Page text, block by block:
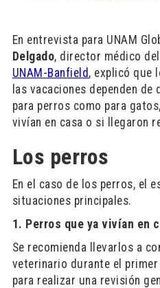
En entrevista para UNAM
Delgado, director médico del
UNAM-Banfield , explicó que
las vacaciones dependen
para perros como para
vivían en casa o si llegaron
Los perros
En el caso de los perros, el
situaciones principales.
1. Perros que ya vivían en
Se recomienda llevarlos a
veterinario durante el
para realizar una revisión